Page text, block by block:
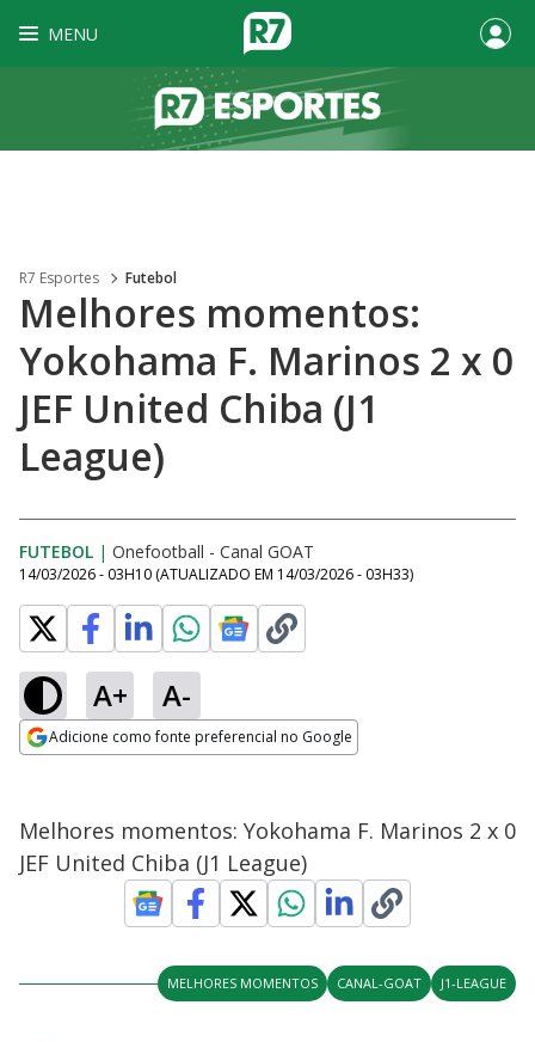
MENU
R7 Esportes Futebol
Melhores momentos:
Yokohama F. Marinos 2 x 0
JEF United Chiba (J1
League)
FUTEBOL | Onefootball - Canal GOAT
14/03/2026 - 03H10 (ATUALIZADO EM 14/03/2026 - 03H33)
A+ A-
Adicione como fonte preferencial no Google
Melhores momentos: Yokohama F. Marinos 2 x 0
JEF United Chiba (J1 League)
MELHORES MOMENTOS CANAL-GOAT J1-LEAGUE